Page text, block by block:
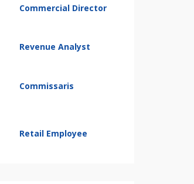
Commercial Director
Revenue Analyst
Commissaris
Retail Employee